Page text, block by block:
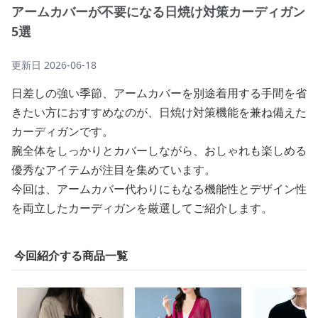
アームカバーが不要になる日焼け対策カーディガン
5選
更新日 2026-06-18
日差しの強い季節、アームカバーを別途着用する手間を省
きたい方におすすめなのが、日焼け対策機能を兼ね備えた
カーディガンです。
腕全体をしっかりとカバーしながら、おしゃれも楽しめる
優秀なアイテムが注目を集めています。
今回は、アームカバー代わりにもなる機能性とデザイン性
を両立したカーディガンを厳選してご紹介します。
今回紹介する商品一覧